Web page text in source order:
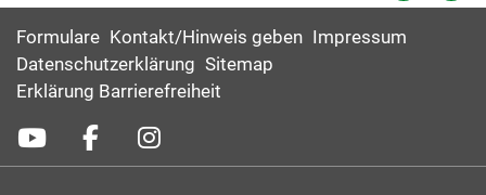
Formulare Kontakt/Hinweis geben Impressum
Datenschutzerklärung Sitemap
Erklärung Barrierefreiheit